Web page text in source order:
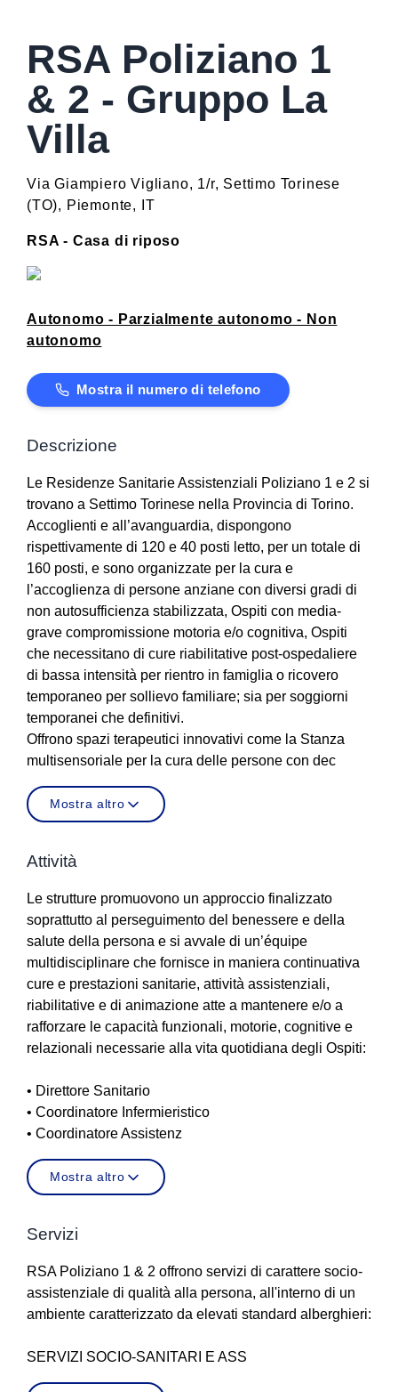
RSA Poliziano 1
& 2 - Gruppo La
Villa
Via Giampiero Vigliano, 1/r, Settimo Torinese
(TO), Piemonte, IT
RSA - Casa di riposo
Autonomo - Parzialmente autonomo - Non
autonomo
Mostra il numero di telefono
Descrizione
Le Residenze Sanitarie Assistenziali Poliziano 1 e 2 si
trovano a Settimo Torinese nella Provincia di Torino.
Accoglienti e all’avanguardia, dispongono
rispettivamente di 120 e 40 posti letto, per un totale di
160 posti, e sono organizzate per la cura e
l’accoglienza di persone anziane con diversi gradi di
non autosufficienza stabilizzata, Ospiti con media-
grave compromissione motoria e/o cognitiva, Ospiti
che necessitano di cure riabilitative post-ospedaliere
di bassa intensità per rientro in famiglia o ricovero
temporaneo per sollievo familiare; sia per soggiorni
temporanei che definitivi.
Offrono spazi terapeutici innovativi come la Stanza
multisensoriale per la cura delle persone con dec
Mostra altro
Attività
Le strutture promuovono un approccio finalizzato
soprattutto al perseguimento del benessere e della
salute della persona e si avvale di un’équipe
multidisciplinare che fornisce in maniera continuativa
cure e prestazioni sanitarie, attività assistenziali,
riabilitative e di animazione atte a mantenere e/o a
rafforzare le capacità funzionali, motorie, cognitive e
relazionali necessarie alla vita quotidiana degli Ospiti:
• Direttore Sanitario
• Coordinatore Infermieristico
• Coordinatore Assistenz
Mostra altro
Servizi
RSA Poliziano 1 & 2 offrono servizi di carattere socio-
assistenziale di qualità alla persona, all'interno di un
ambiente caratterizzato da elevati standard alberghieri:
SERVIZI SOCIO-SANITARI E ASS